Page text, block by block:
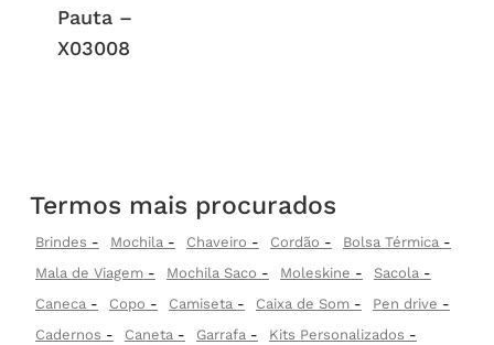
Pauta –
X03008
Termos mais procurados
Brindes Mochila Chaveiro Cordão
Bolsa Térmica
Mala de Viagem
Mochila Saco Moleskine
Sacola
Caneca
Copo Camiseta Caixa de Som
Pen drive
Cadernos
Caneta Garrafa
Kits Personalizados